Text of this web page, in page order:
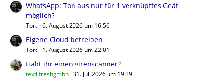
WhatsApp: Ton aus nur für 1 verknüpftes Geät
möglich?
Torc 6. August 2026 um 16:56
Eigene Cloud betreiben
Torc 1. August 2026 um 22:01
Habt ihr einen virenscanner?
textilfreshgmbh 31. Juli 2026 um 19:19